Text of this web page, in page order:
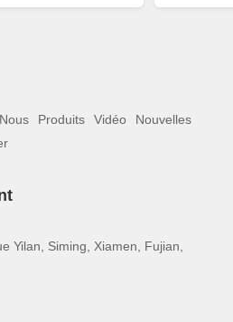
Produits Vidéo
Nouvelles
Yilan, Siming, Xiamen, Fujian,